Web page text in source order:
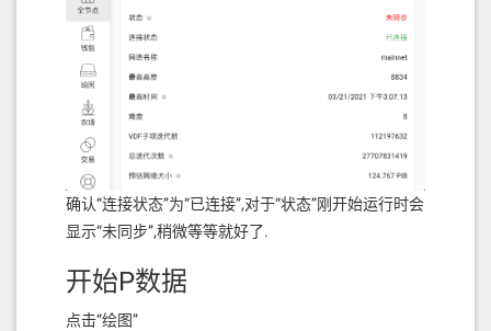
确认“连接状态”为“已连接”,对于“状态”刚开始运行时会
显示“未同步”,稍微等等就好了.
开始P数据
点击“绘图”